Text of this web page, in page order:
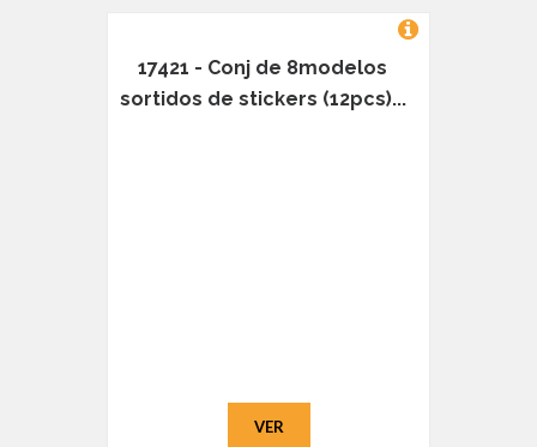
17421 - Conj de 8modelos
sortidos de stickers (12pcs)...
VER